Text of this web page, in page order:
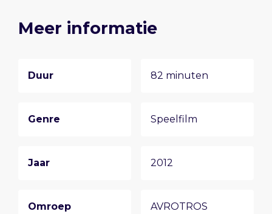
Meer informatie
Duur 82 minuten
Genre Speelfilm
Jaar 2012
Omroep AVROTROS